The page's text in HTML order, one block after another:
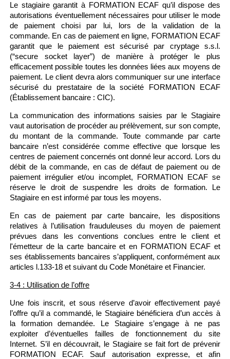
Le stagiaire garantit à FORMATION ECAF qu’il dispose des
autorisations éventuellement nécessaires pour utiliser le mode
de paiement choisi par lui, lors de la validation de la
commande. En cas de paiement en ligne, FORMATION ECAF
garantit que le paiement est sécurisé par cryptage s.s.l.
(“secure socket layer”) de manière à protéger le plus
efficacement possible toutes les données liées aux moyens de
paiement. Le client devra alors communiquer sur une interface
sécurisé du prestataire de la société FORMATION ECAF
(Établissement bancaire : CIC).
La communication des informations saisies par le Stagiaire
vaut autorisation de procéder au prélèvement, sur son compte,
du montant de la commande. Toute commande par carte
bancaire n’est considérée comme effective que lorsque les
centres de paiement concernés ont donné leur accord. Lors du
débit de la commande, en cas de défaut de paiement ou de
paiement irrégulier et/ou incomplet, FORMATION ECAF se
réserve le droit de suspendre les droits de formation. Le
Stagiaire en est informé par tous les moyens.
En cas de paiement par carte bancaire, les dispositions
relatives à l’utilisation frauduleuses du moyen de paiement
prévues dans les conventions conclues entre le client et
l'émetteur de la carte bancaire et en FORMATION ECAF et
ses établissements bancaires s’appliquent, conformément aux
articles l.133-18 et suivant du Code Monétaire et Financier.
3-4 : Utilisation de l’offre
Une fois inscrit, et sous réserve d’avoir effectivement payé
l’offre qu’il a commandé, le Stagiaire bénéficiera d’un accès à
la formation demandée. Le Stagiaire s’engage à ne pas
exploiter d’éventuelles failles de fonctionnement du site
Internet. S’il en découvrait, le Stagiaire se fait fort de prévenir
FORMATION ECAF. Sauf autorisation expresse, et afin